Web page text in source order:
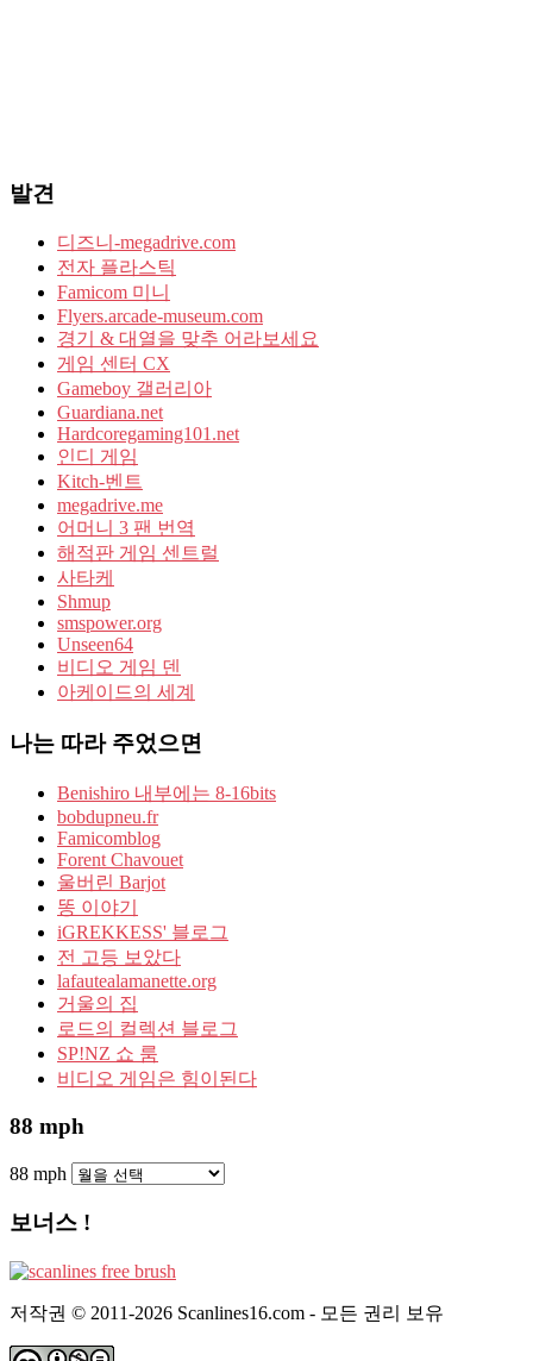
발견
디즈니-megadrive.com
전자 플라스틱
Famicom 미니
Flyers.arcade-museum.com
경기 & 대열을 맞추 어라보세요
게임 센터 CX
Gameboy 갤러리아
Guardiana.net
Hardcoregaming101.net
인디 게임
Kitch-벤트
megadrive.me
어머니 3 팬 번역
해적판 게임 센트럴
사타케
Shmup
smspower.org
Unseen64
비디오 게임 덴
아케이드의 세계
나는 따라 주었으면
Benishiro 내부에는 8-16bits
bobdupneu.fr
Famicomblog
Forent Chavouet
울버린 Barjot
똥 이야기
iGREKKESS' 블로그
전 고등 보았다
lafautealamanette.org
거울의 집
로드의 컬렉션 블로그
SP!NZ 쇼 룸
비디오 게임은 힘이된다
88 mph
88 mph
보너스 !
저작권 © 2011-2026 Scanlines16.com - 모든 권리 보유